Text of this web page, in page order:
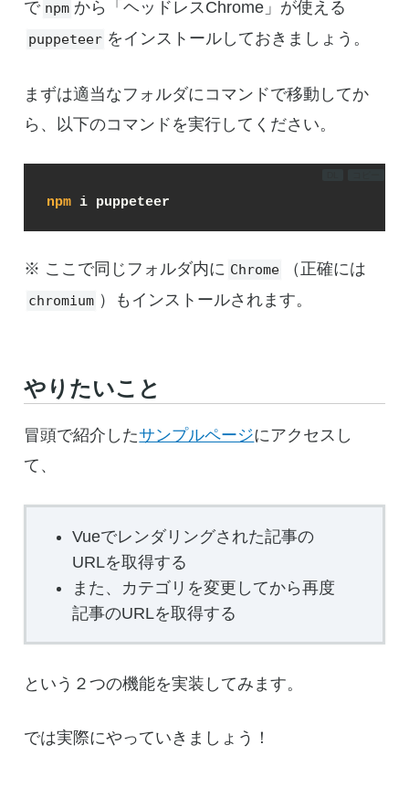
で npm から「ヘッドレスChrome」が使える
puppeteer をインストールしておきましょう。
まずは適当なフォルダにコマンドで移動してか
ら、以下のコマンドを実行してください。
npm i puppeteer
※ ここで同じフォルダ内に Chrome （正確には
chromium ）もインストールされます。
やりたいこと
冒頭で紹介したサンプルページにアクセスし
て、
Vueでレンダリングされた記事の
URLを取得する
また、カテゴリを変更してから再度
記事のURLを取得する
という２つの機能を実装してみます。
では実際にやっていきましょう！